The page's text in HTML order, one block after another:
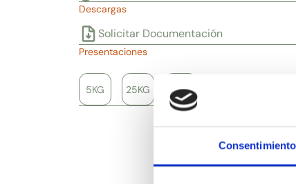
Consentimiento
Descargas
Solicitar Documentación
Presentaciones
5KG 25KG 100KG